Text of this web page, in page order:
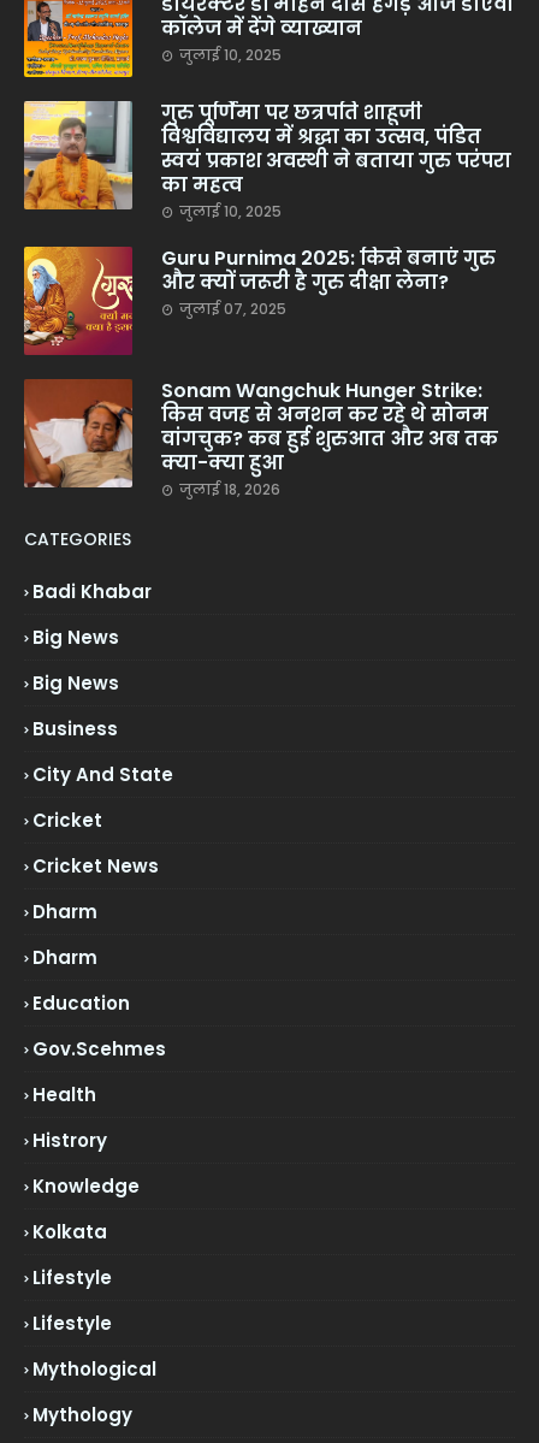
कॉलेज में देंगे व्याख्यान
जुलाई 10, 2025
गुरु पूर्णिमा पर छत्रपति शाहूजी
विश्वविद्यालय में श्रद्धा का उत्सव, पंडित
स्वयं प्रकाश अवस्थी ने बताया गुरु परंपरा
का महत्व
जुलाई 10, 2025
Guru Purnima 2025: किसे बनाएं गुरु
और क्यों जरूरी है गुरु दीक्षा लेना?
जुलाई 07, 2025
Sonam Wangchuk Hunger Strike:
किस वजह से अनशन कर रहे थे सोनम
वांगचुक? कब हुई शुरुआत और अब तक
क्या-क्या हुआ
जुलाई 18, 2026
CATEGORIES
Badi Khabar
Big News
Big News
Business
City And State
Cricket
Cricket News
Dharm
Dharm
Education
Gov.scehmes
Health
Histrory
Knowledge
Kolkata
Lifestyle
Lifestyle
Mythological
Mythology